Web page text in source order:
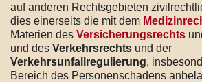
auf anderen Rechtsgebieten
dies einerseits die mit dem
Materien des Versicherungsrechts
und des Verkehrsrechts und der
Verkehrsunfallregulierung,
Bereich des Personenschadens